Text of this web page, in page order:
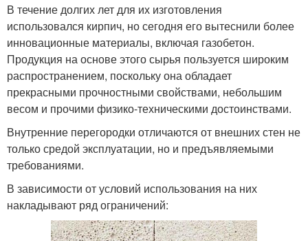
В течение долгих лет для их изготовления
использовался кирпич, но сегодня его вытеснили более
инновационные материалы, включая газобетон.
Продукция на основе этого сырья пользуется широким
распространением, поскольку она обладает
прекрасными прочностными свойствами, небольшим
весом и прочими физико-техническими достоинствами.
Внутренние перегородки отличаются от внешних стен не
только средой эксплуатации, но и предъявляемыми
требованиями.
В зависимости от условий использования на них
накладывают ряд ограничений: